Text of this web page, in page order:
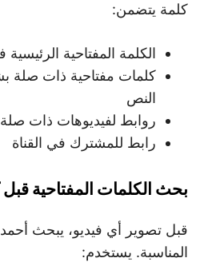
كلمة يتضمن:
الكلمة المفتاحية الرئيسية في
كلمات مفتاحية ذات صلة
النص
روابط لفيديوهات ذات
رابط للمشترك في القناة
بحث الكلمات المفتاحية
قبل تصوير أي فيديو، يبحث أحمد
المناسبة. يستخدم: